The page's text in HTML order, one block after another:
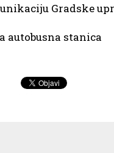
Gradske
autobusna stanica